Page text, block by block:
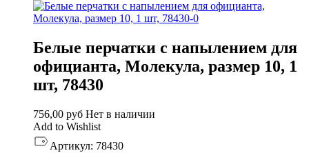
Белые перчатки с напылением для
официанта, Молекула, размер 10, 1
шт, 78430
756,00 руб Нет в наличии
Add to Wishlist
Артикул: 78430